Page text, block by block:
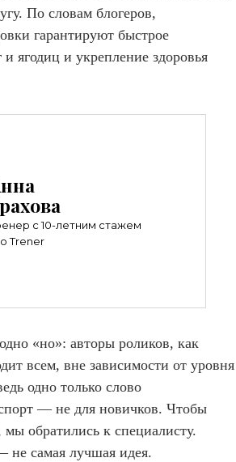
По словам блогеров,
гарантируют быстрое
ягодиц и укрепление здоровья
c 10-летним стажем
Trener
«но»: авторы роликов, как
всем, вне зависимости от уровня
одно только слово
— не для новичков. Чтобы
мы обратились к специалисту.
не самая лучшая идея.